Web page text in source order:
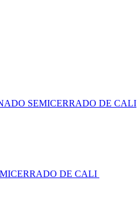
SEMICERRADO DE CALI
DE CALI